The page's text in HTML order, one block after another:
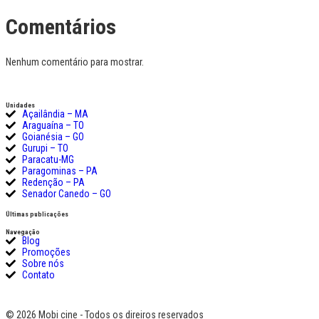
Comentários
Nenhum comentário para mostrar.
Unidades
Açailândia – MA
Araguaína – TO
Goianésia – GO
Gurupi – TO
Paracatu-MG
Paragominas – PA
Redenção – PA
Senador Canedo – GO
Últimas publicações
Navegação
Blog
Promoções
Sobre nós
Contato
© 2026 Mobi cine - Todos os direiros reservados